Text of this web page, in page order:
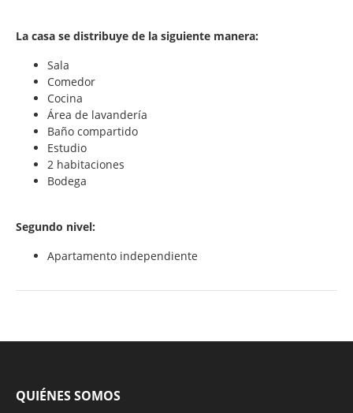
La casa se distribuye de la siguiente manera:
Sala
Comedor
Cocina
Área de lavandería
Baño compartido
Estudio
2 habitaciones
Bodega
Segundo nivel:
Apartamento independiente
QUIÉNES SOMOS